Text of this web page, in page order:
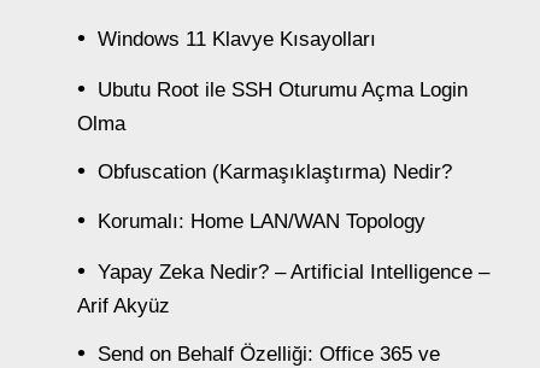
Windows 11 Klavye Kısayolları
Ubutu Root ile SSH Oturumu Açma Login
Olma
Obfuscation (Karmaşıklaştırma) Nedir?
Korumalı: Home LAN/WAN Topology
Yapay Zeka Nedir? – Artificial Intelligence –
Arif Akyüz
Send on Behalf Özelliği: Office 365 ve